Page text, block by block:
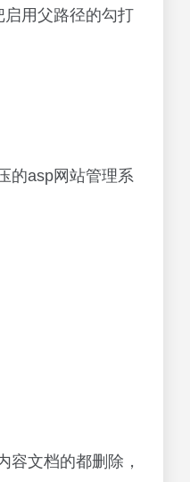
用父路径的勾打
的asp网站管理系
容文档的都删除，